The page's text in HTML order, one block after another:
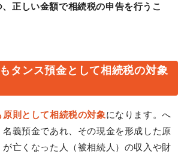
正しい金額で相続税の申告を行うこ
タンス預金として相続税の対象
原則として相続税の対象になります。へ
義預金であれ、その現金を形成した原
亡くなった人（被相続人）の収入や財